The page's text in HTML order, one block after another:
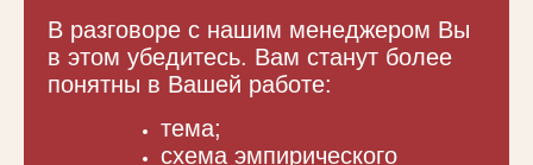
В разговоре с нашим менеджером Вы
в этом убедитесь. Вам станут более
понятны в Вашей работе:
тема;
схема эмпирического